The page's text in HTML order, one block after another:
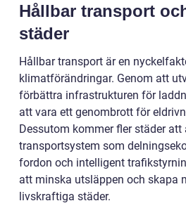
Hållbar transport
städer
Hållbar transport är en
klimatförändringar. Genom att
förbättra infrastrukturen för
att vara ett genombrott för
Dessutom kommer fler städer
transportsystem som
fordon och intelligent
att minska utsläppen och skapa
livskraftiga städer.